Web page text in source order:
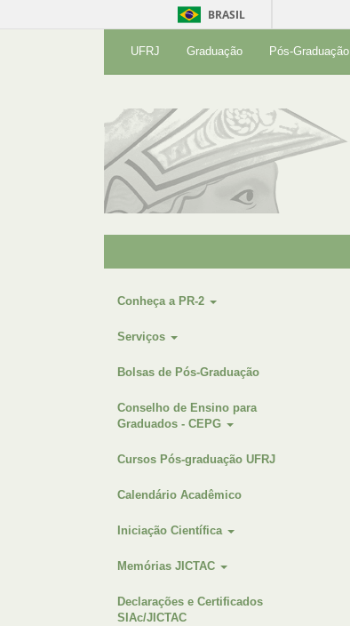
BRASIL
UFRJ Graduação Pós-Graduação
Conheça a PR-2
Serviços
Bolsas de Pós-Graduação
Conselho de Ensino para
Graduados - CEPG
Cursos Pós-graduação UFRJ
Calendário Acadêmico
Iniciação Científica
Memórias JICTAC
Declarações e Certificados
SIAc/JICTAC